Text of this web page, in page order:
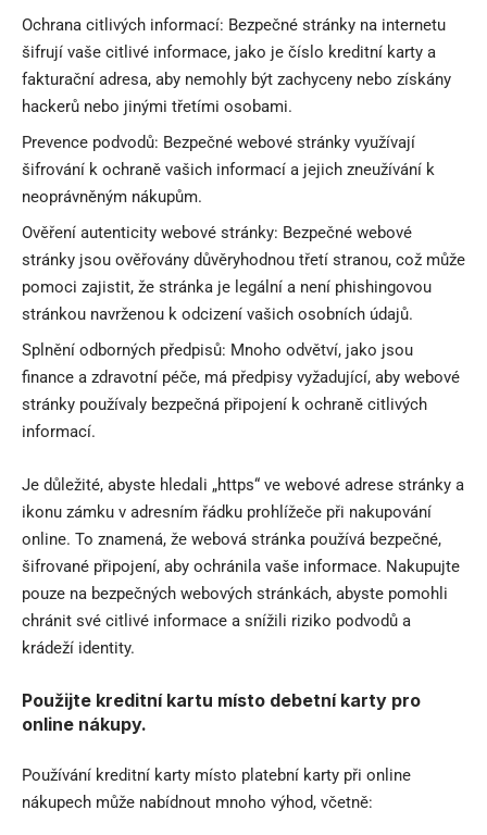
Ochrana citlivých informací: Bezpečné stránky na internetu
šifrují vaše citlivé informace, jako je číslo kreditní karty a
fakturační adresa, aby nemohly být zachyceny nebo získány
hackerů nebo jinými třetími osobami.
Prevence podvodů: Bezpečné webové stránky využívají
šifrování k ochraně vašich informací a jejich zneužívání k
neoprávněným nákupům.
Ověření autenticity webové stránky: Bezpečné webové
stránky jsou ověřovány důvěryhodnou třetí stranou, což může
pomoci zajistit, že stránka je legální a není phishingovou
stránkou navrženou k odcizení vašich osobních údajů.
Splnění odborných předpisů: Mnoho odvětví, jako jsou
finance a zdravotní péče, má předpisy vyžadující, aby webové
stránky používaly bezpečná připojení k ochraně citlivých
informací.
Je důležité, abyste hledali „https“ ve webové adrese stránky a
ikonu zámku v adresním řádku prohlížeče při nakupování
online. To znamená, že webová stránka používá bezpečné,
šifrované připojení, aby ochránila vaše informace. Nakupujte
pouze na bezpečných webových stránkách, abyste pomohli
chránit své citlivé informace a snížili riziko podvodů a
krádeží identity.
Použijte kreditní kartu místo debetní karty pro
online nákupy.
Používání kreditní karty místo platební karty při online
nákupech může nabídnout mnoho výhod, včetně: